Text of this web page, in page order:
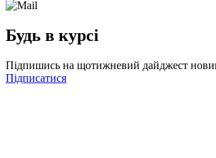
Будь в курсі
Підпишись на щотижневий дайджест
Підписатися